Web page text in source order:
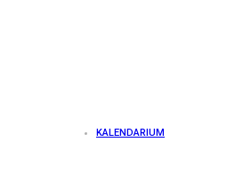
KALENDARIUM